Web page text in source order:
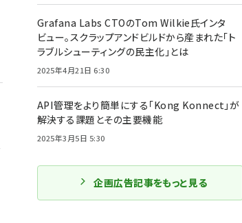
Grafana Labs CTOのTom Wilkie氏インタ
ビュー。スクラップアンドビルドから産まれた「ト
ラブルシューティングの民主化」とは
2025年4月21日 6:30
API管理をより簡単にする「Kong Konnect」が
解決する課題とその主要機能
2025年3月5日 5:30
企画広告記事をもっと見る